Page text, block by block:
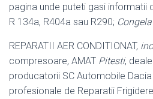
pagina unde puteti gasi informatii
R 134a, R404a sau R290;
REPARATII AER CONDITIONAT,
compresoare, AMAT Pitesti,
producatorii SC Automobile
profesionale de Reparatii